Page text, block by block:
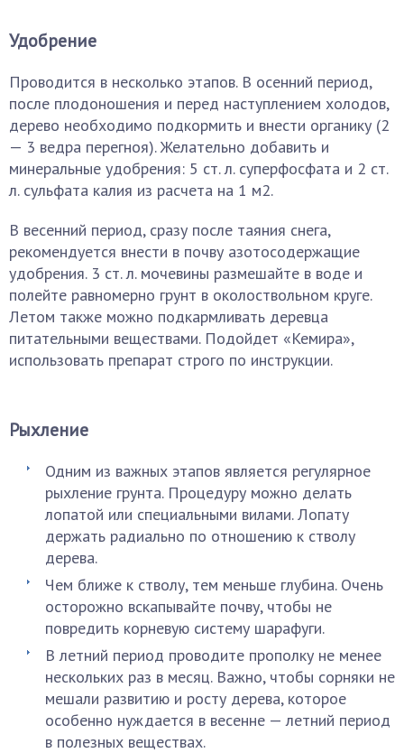
Удобрение
Проводится в несколько этапов. В осенний период,
после плодоношения и перед наступлением холодов,
дерево необходимо подкормить и внести органику (2
— 3 ведра перегноя). Желательно добавить и
минеральные удобрения: 5 ст. л. суперфосфата и 2 ст.
л. сульфата калия из расчета на 1 м2.
В весенний период, сразу после таяния снега,
рекомендуется внести в почву азотосодержащие
удобрения. 3 ст. л. мочевины размешайте в воде и
полейте равномерно грунт в околоствольном круге.
Летом также можно подкармливать деревца
питательными веществами. Подойдет «Кемира»,
использовать препарат строго по инструкции.
Рыхление
Одним из важных этапов является регулярное
рыхление грунта. Процедуру можно делать
лопатой или специальными вилами. Лопату
держать радиально по отношению к стволу
дерева.
Чем ближе к стволу, тем меньше глубина. Очень
осторожно вскапывайте почву, чтобы не
повредить корневую систему шарафуги.
В летний период проводите прополку не менее
нескольких раз в месяц. Важно, чтобы сорняки не
мешали развитию и росту дерева, которое
особенно нуждается в весенне — летний период
в полезных веществах.